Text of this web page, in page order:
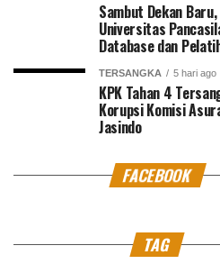
Sambut Dekan Baru,
Universitas
Database dan
TERSANGKA 5 hari ago
KPK Tahan 4
Korupsi Komisi
Jasindo
FACEBOOK
TAG